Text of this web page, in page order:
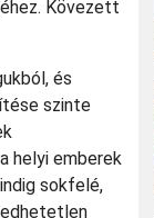
Kövezett
és
szinte
helyi emberek
sokfelé,